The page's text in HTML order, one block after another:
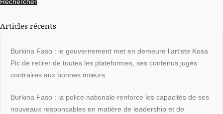
Articles récents
Burkina Faso : le gouvernement met en demeure l’artiste Kosa
Pic de retirer de toutes les plateformes, ses contenus jugés
contraires aux bonnes mœurs
Burkina Faso : la police nationale renforce les capacités de ses
nouveaux responsables en matière de leadership et de